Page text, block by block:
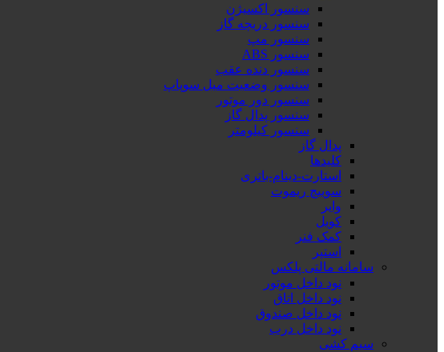
سنسور اکسیژن
سنسور دریچه گاز
سنسور مپ
سنسور ABS
سنسور دنده عقب
سنسور وضعیت میل سوپاپ
سنسور دور موتور
سنسور پدال گاز
سنسور کیلومتر
پدال گاز
کلیدها
استارت-دینام-باتری
سوییچ ریموت
وایر
کویل
کمک فنر
استپر
سامانه مالتی پلکس
نود داخل موتور
نود داخل اتاق
نود داخل صندوق
نود داخل درب
سیم کشی